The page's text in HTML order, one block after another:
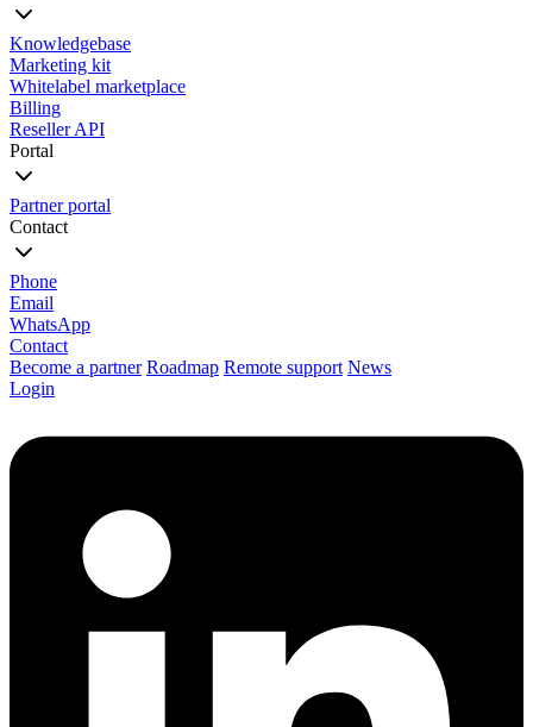
Knowledgebase
Marketing kit
Whitelabel marketplace
Billing
Reseller API
Portal
Partner portal
Contact
Phone
Email
WhatsApp
Contact
Become a partner Roadmap Remote support News
Login